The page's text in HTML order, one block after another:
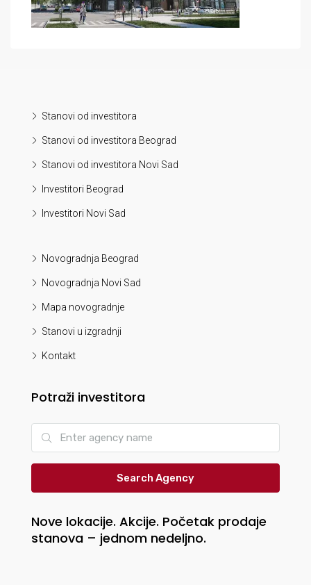
Stanovi od investitora
Stanovi od investitora Beograd
Stanovi od investitora Novi Sad
Investitori Beograd
Investitori Novi Sad
Novogradnja Beograd
Novogradnja Novi Sad
Mapa novogradnje
Stanovi u izgradnji
Kontakt
Potraži investitora
Search Agency
Nove lokacije. Akcije. Početak prodaje
stanova – jednom nedeljno.